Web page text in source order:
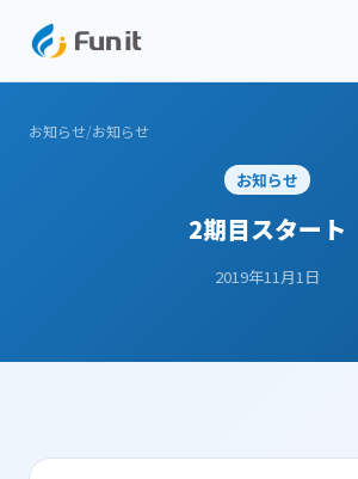
お知らせ/お知らせ
お知らせ
2期目スタート
2019年11月1日